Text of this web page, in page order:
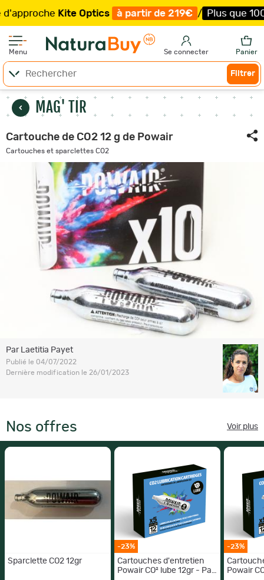
Kite Optics à partir de 219€ / Plus que 100
Menu Se connecter Panier
Filtrer
MAG' TIR
Cartouche de CO2 12 g de Powair
Cartouches et sparclettes CO2
Par Laetitia Payet
Publié le 04/07/2022
Dernière modification le 26/01/2023
Nos offres Voir plus
Sparclette CO2 12gr
-23%
Cartouches d'entretien
Powair CO² lube 12gr - Par
-23%
Powair